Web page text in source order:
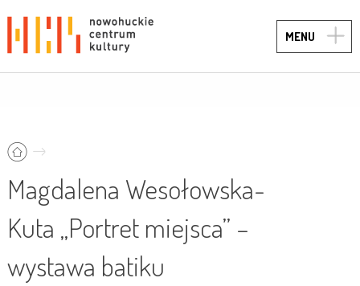
MENU
Magdalena Wesołowska-
Kuta „Portret miejsca” –
wystawa batiku